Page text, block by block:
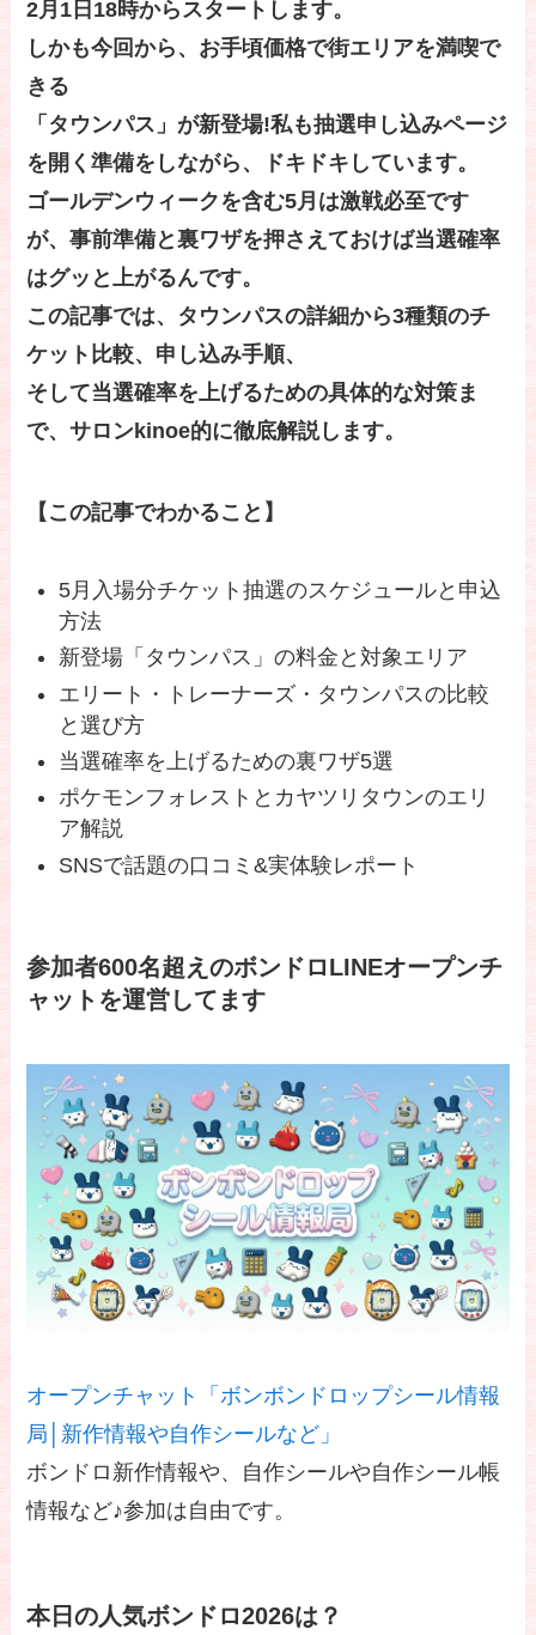
2月1日18時からスタートします。
しかも今回から、お手頃価格で街エリアを満喫で
きる
「タウンパス」が新登場!私も抽選申し込みページ
を開く準備をしながら、ドキドキしています。
ゴールデンウィークを含む5月は激戦必至です
が、事前準備と裏ワザを押さえておけば当選確率
はグッと上がるんです。
この記事では、タウンパスの詳細から3種類のチ
ケット比較、申し込み手順、
そして当選確率を上げるための具体的な対策ま
で、サロンkinoe的に徹底解説します。
【この記事でわかること】
5月入場分チケット抽選のスケジュールと申込
方法
新登場「タウンパス」の料金と対象エリア
エリート・トレーナーズ・タウンパスの比較
と選び方
当選確率を上げるための裏ワザ5選
ポケモンフォレストとカヤツリタウンのエリ
ア解説
SNSで話題の口コミ&実体験レポート
参加者600名超えのボンドロLINEオープンチ
ャットを運営してます
オープンチャット「ボンボンドロップシール情報
局│新作情報や自作シールなど」
ボンドロ新作情報や、自作シールや自作シール帳
情報など♪参加は自由です。
本日の人気ボンドロ2026は？